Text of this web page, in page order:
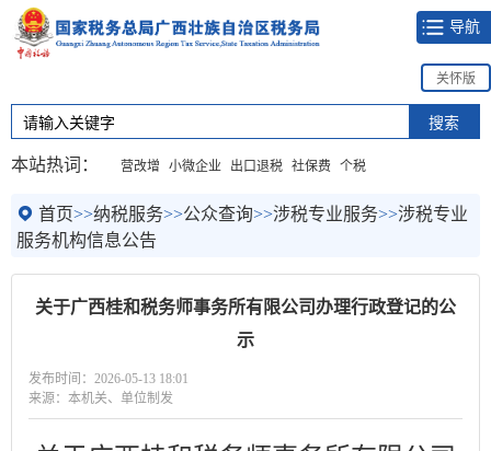
导航
关怀版
本站热词： 营改增 小微企业 出口退税 社保费 个税
首页>>纳税服务>>公众查询>>涉税专业服务>>涉税专业
服务机构信息公告
关于广西桂和税务师事务所有限公司办理行政登记的公
示
发布时间：2026-05-13 18:01
来源：本机关、单位制发